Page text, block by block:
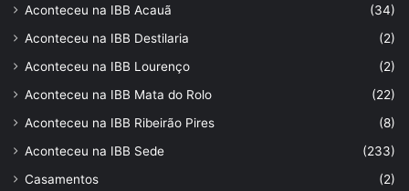
Aconteceu na IBB Acauã
(34)
Aconteceu na IBB Destilaria
(2)
Aconteceu na IBB Lourenço
(2)
Aconteceu na IBB Mata do Rolo
(22)
Aconteceu na IBB Ribeirão Pires
(8)
Aconteceu na IBB Sede
(233)
Casamentos
(2)